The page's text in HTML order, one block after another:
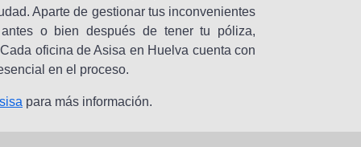
Aparte de gestionar tus inconvenientes
o bien después de tener tu póliza,
oficina de Asisa en Huelva cuenta con
en el proceso.
para más información.